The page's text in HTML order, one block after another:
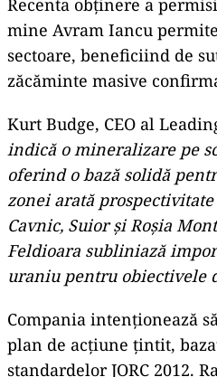
ACTUALITATE
DIICOT:
exploatate ani
care acționează ca
rămâne deschis pe
de extindere.
Bihorul are o
Zona Bihor Sud are o
unor resurse importante
Recenta obținere a
mine Avram Iancu permite
sectoare, beneficiind de